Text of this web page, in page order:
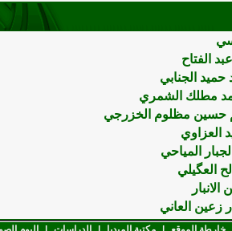
الفتاح
الجنابي
مطلك الشمري
حسين مظلوم الخزرجي
العزاوي
المياحي
العگيلي
زعين العاني